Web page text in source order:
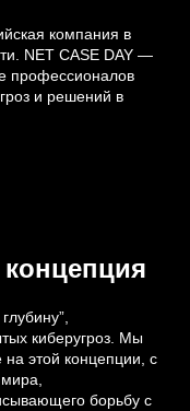
компания в
NET CASE DAY —
профессионалов
и решений в
киберугроз. Мы
этой концепции, с
борьбу с